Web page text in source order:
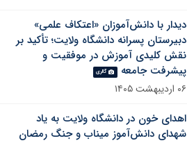
دیدار با دانش‌آموزان «اعتکاف علمی»
دبیرستان پسرانه دانشگاه ولایت؛ تأکید بر
نقش کلیدی آموزش در موفقیت و
پیشرفت جامعه
گالری
۰۶ اردیبهشت ۱۴۰۵
اهدای خون در دانشگاه ولایت به یاد
شهدای دانش‌آموز میناب و جنگ رمضان